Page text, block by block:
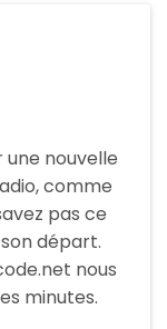
une nouvelle
comme
pas ce
départ.
nous
minutes.